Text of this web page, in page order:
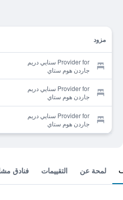
مزود
Provider for سنايي دريم
جاردن هوم ستاي
Provider for سنايي دريم
جاردن هوم ستاي
Provider for سنايي دريم
جاردن هوم ستاي
لمحة عن التقييمات فنادق